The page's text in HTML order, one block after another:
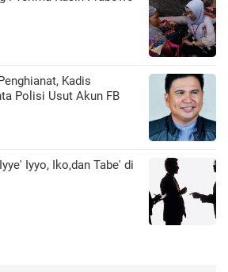
Kadis
Polisi Usut Akun FB
Iyyo, Iko,dan Tabe' di